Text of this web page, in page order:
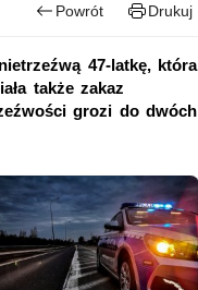
Powrót Drukuj
47-latkę, która
także zakaz
grozi do dwóch